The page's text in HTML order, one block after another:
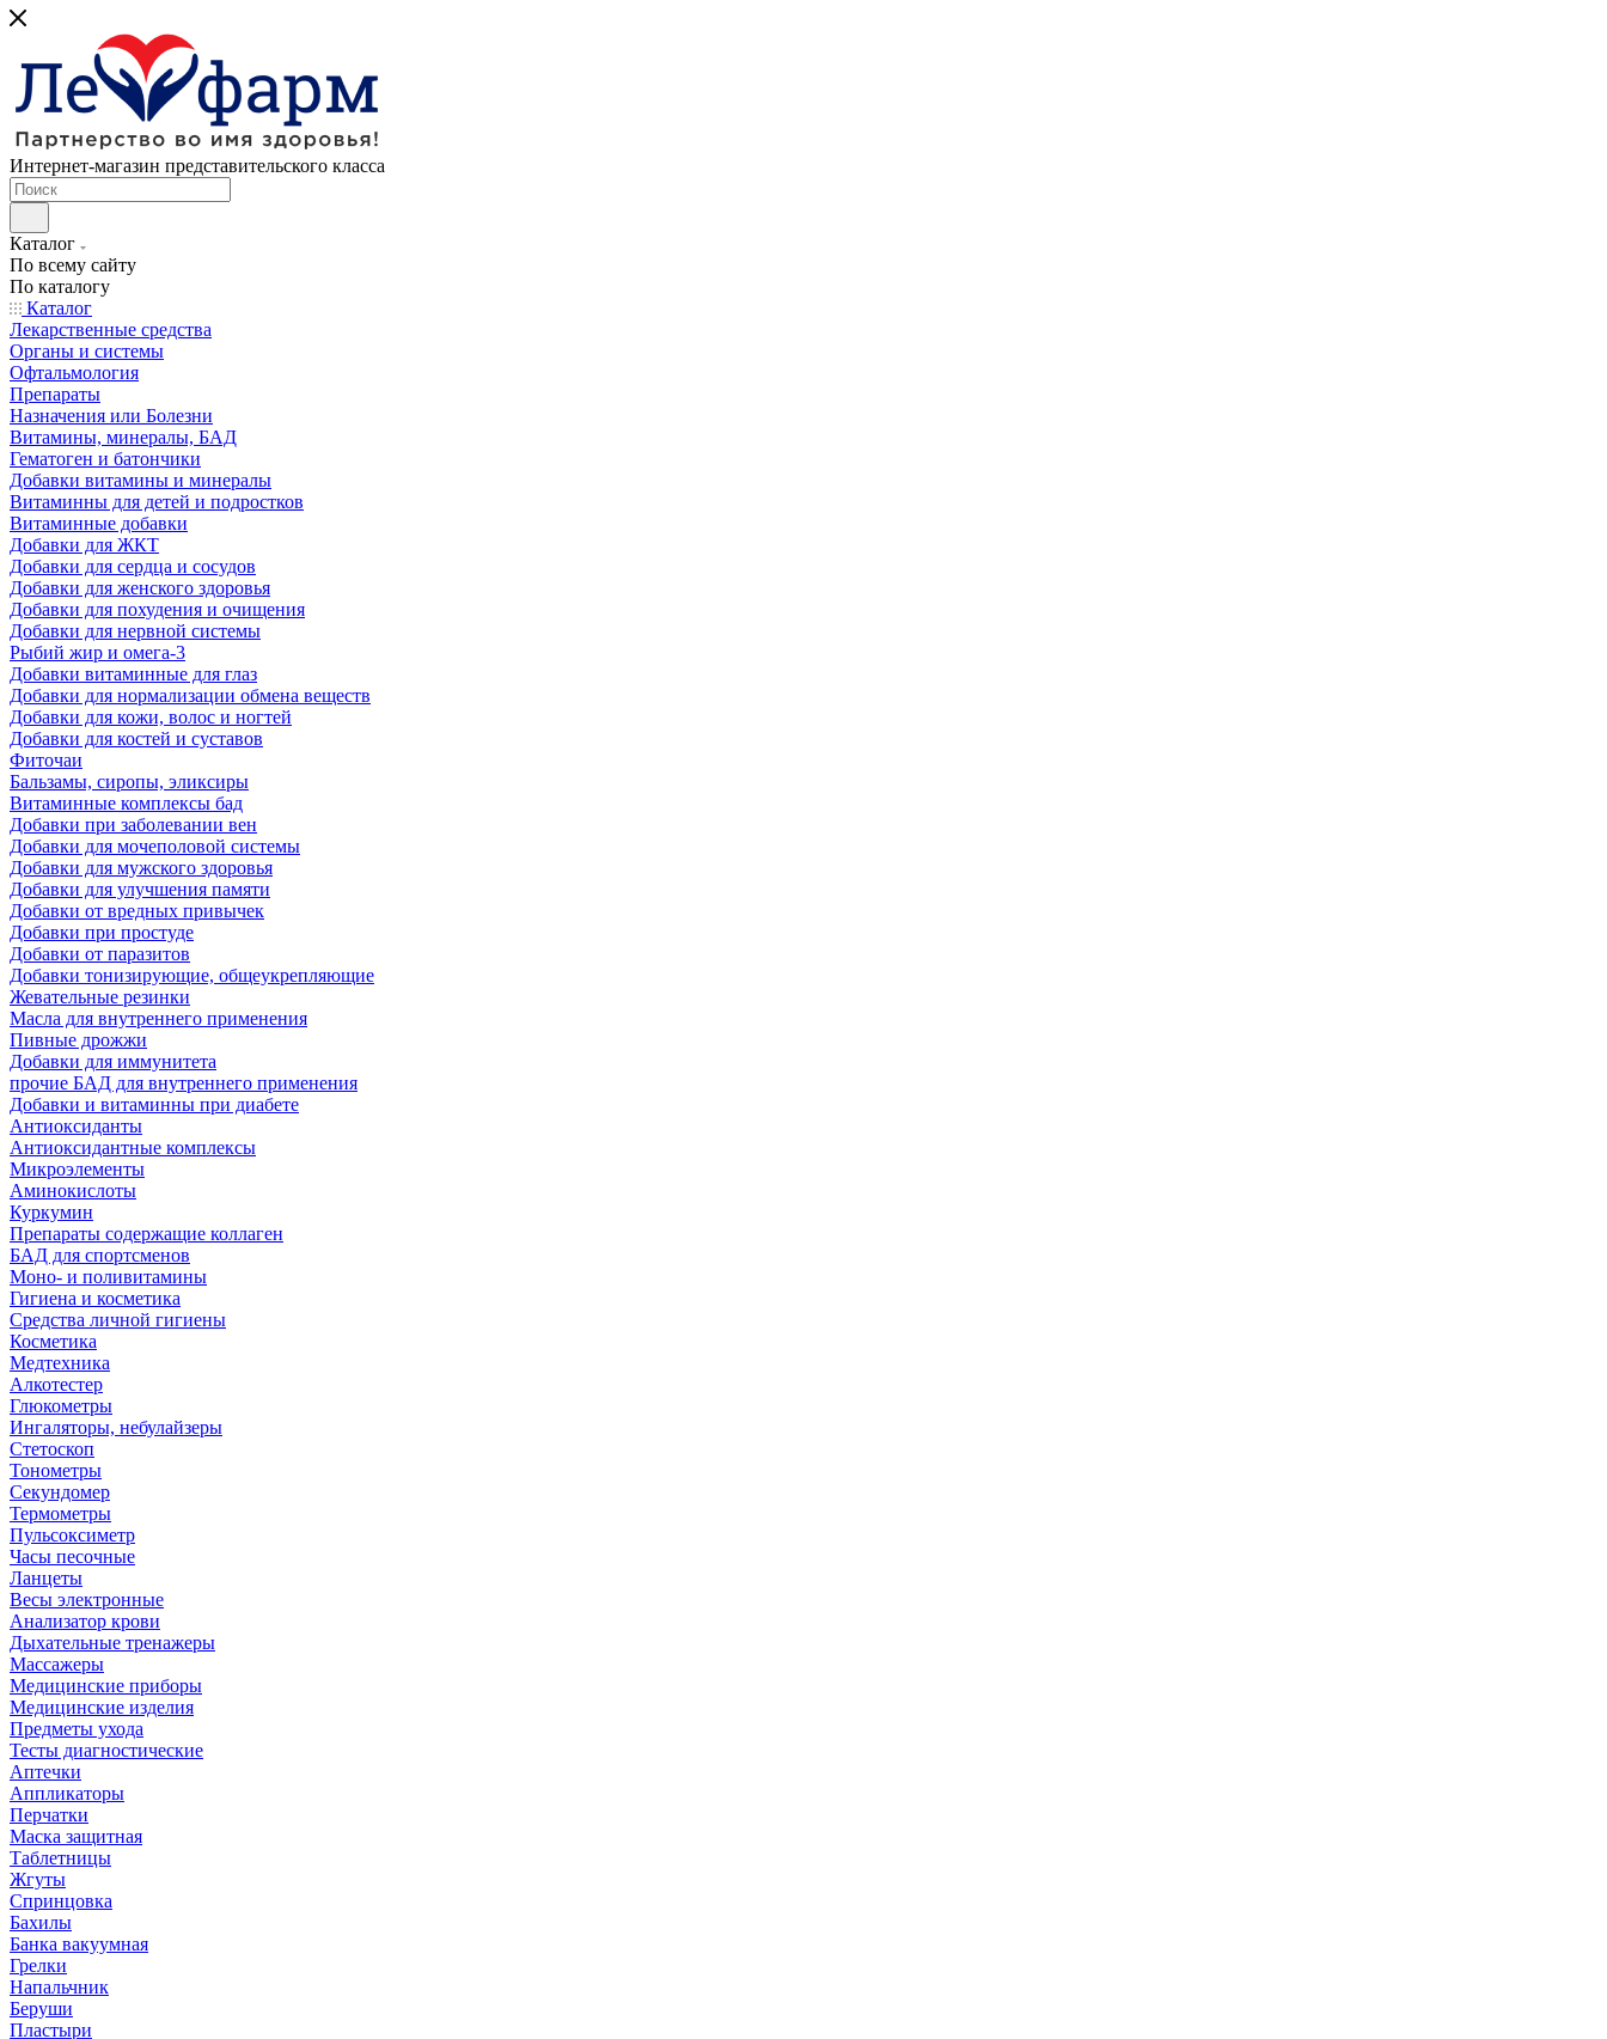
Интернет-магазин представительского класса
Каталог
По всему сайту
По каталогу
Каталог
Лекарственные средства
Органы и системы
Офтальмология
Препараты
Назначения или Болезни
Витамины, минералы, БАД
Гематоген и батончики
Добавки витамины и минералы
Витаминны для детей и подростков
Витаминные добавки
Добавки для ЖКТ
Добавки для сердца и сосудов
Добавки для женского здоровья
Добавки для похудения и очищения
Добавки для нервной системы
Рыбий жир и омега-3
Добавки витаминные для глаз
Добавки для нормализации обмена веществ
Добавки для кожи, волос и ногтей
Добавки для костей и суставов
Фиточаи
Бальзамы, сиропы, эликсиры
Витаминные комплексы бад
Добавки при заболевании вен
Добавки для мочеполовой системы
Добавки для мужского здоровья
Добавки для улучшения памяти
Добавки от вредных привычек
Добавки при простуде
Добавки от паразитов
Добавки тонизирующие, общеукрепляющие
Жевательные резинки
Масла для внутреннего применения
Пивные дрожжи
Добавки для иммунитета
прочие БАД для внутреннего применения
Добавки и витаминны при диабете
Антиоксиданты
Антиоксидантные комплексы
Микроэлементы
Аминокислоты
Куркумин
Препараты содержащие коллаген
БАД для спортсменов
Моно- и поливитамины
Гигиена и косметика
Средства личной гигиены
Косметика
Медтехника
Алкотестер
Глюкометры
Ингаляторы, небулайзеры
Стетоскоп
Тонометры
Секундомер
Термометры
Пульсоксиметр
Часы песочные
Ланцеты
Весы электронные
Анализатор крови
Дыхательные тренажеры
Массажеры
Медицинские приборы
Медицинские изделия
Предметы ухода
Тесты диагностические
Аптечки
Аппликаторы
Перчатки
Маска защитная
Таблетницы
Жгуты
Спринцовка
Бахилы
Банка вакуумная
Грелки
Напальчник
Беруши
Пластыри